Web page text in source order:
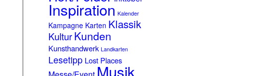
Inspiration Kalender
Kampagne Karten Klassik
KulturKunden
Kunsthandwerk Landkarten
Lesetipp Lost Places
Musik